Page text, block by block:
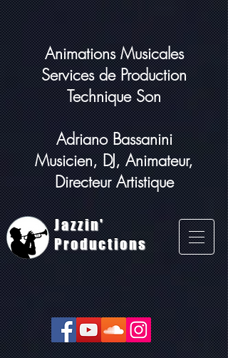
Animations Musicales
Services de Production
Technique Son
Adriano Bassanini
Musicien, DJ, Animateur,
Directeur Artistique
Jazzin'
Productions